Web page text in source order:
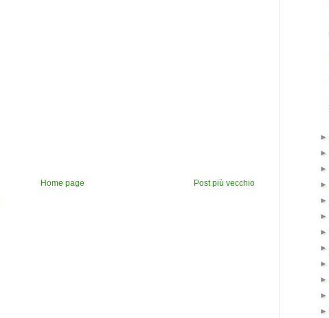
Post più vecchio
Home page
►
►
►
►
►
►
►
►
►
►
►
►